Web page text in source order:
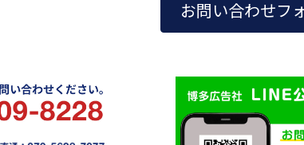
お問い合わせフ